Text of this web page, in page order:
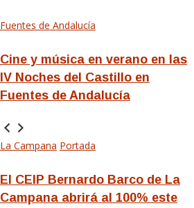
Fuentes de Andalucía
Cine y música en verano en las
IV Noches del Castillo en
Fuentes de Andalucía
La Campana Portada
El CEIP Bernardo Barco de La
Campana abrirá al 100% este